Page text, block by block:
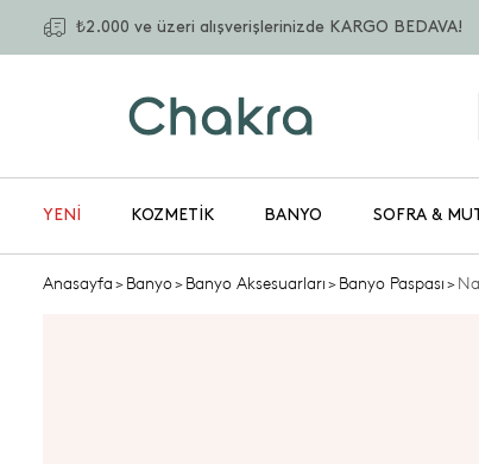
₺2.000 ve üzeri alışverişlerinizde KARGO BEDAVA!
YENİ KOZMETIK BANYO SOFRA &
Anasayfa>Banyo>Banyo Aksesuarları>Banyo Paspası>